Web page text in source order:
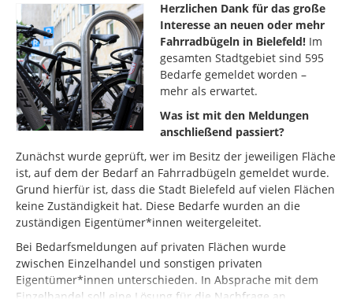
Herzlichen Dank für das große
Interesse an neuen oder mehr
Fahrradbügeln in Bielefeld! Im
gesamten Stadtgebiet sind 595
Bedarfe gemeldet worden –
mehr als erwartet.
Was ist mit den Meldungen
anschließend passiert?
Zunächst wurde geprüft, wer im Besitz der jeweiligen Fläche
ist, auf dem der Bedarf an Fahrradbügeln gemeldet wurde.
Grund hierfür ist, dass die Stadt Bielefeld auf vielen Flächen
keine Zuständigkeit hat. Diese Bedarfe wurden an die
zuständigen Eigentümer*innen weitergeleitet.
Bei Bedarfsmeldungen auf privaten Flächen wurde
zwischen Einzelhandel und sonstigen privaten
Eigentümer*innen unterschieden. In Absprache mit dem